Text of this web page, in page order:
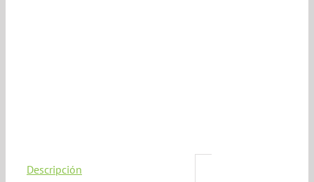
Descripción